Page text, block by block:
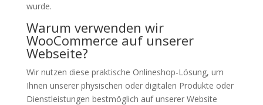
wurde.
Warum verwenden wir
WooCommerce auf unserer
Webseite?
Wir nutzen diese praktische Onlineshop-Lösung, um
Ihnen unserer physischen oder digitalen Produkte oder
Dienstleistungen bestmöglich auf unserer Website